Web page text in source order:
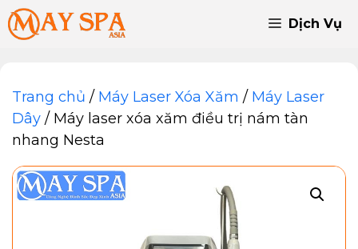
Chuyển
đến
Dịch Vụ
Trang chủ / Máy Laser Xóa Xăm / Máy Laser
Dây / Máy laser xóa xăm điều trị nám tàn
nhang Nesta